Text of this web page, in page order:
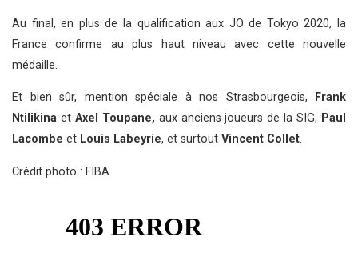
Au final, en plus de la qualification aux JO de Tokyo 2020, la
France confirme au plus haut niveau avec cette nouvelle
médaille.
Et bien sûr, mention spéciale à nos Strasbourgeois,
Frank
Ntilikina et Axel Toupane, aux anciens joueurs de la SIG, Paul
Lacombe et Louis Labeyrie, et surtout Vincent Collet.
Crédit photo : FIBA